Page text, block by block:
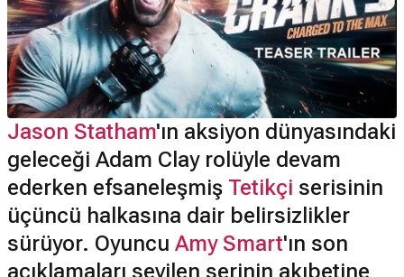
Jason Statham'ın aksiyon dünyasındaki
geleceği Adam Clay rolüyle devam
ederken efsaneleşmiş Tetikçi serisinin
üçüncü halkasına dair belirsizlikler
sürüyor. Oyuncu Amy Smart'ın son
açıklamaları sevilen serinin akıbetine